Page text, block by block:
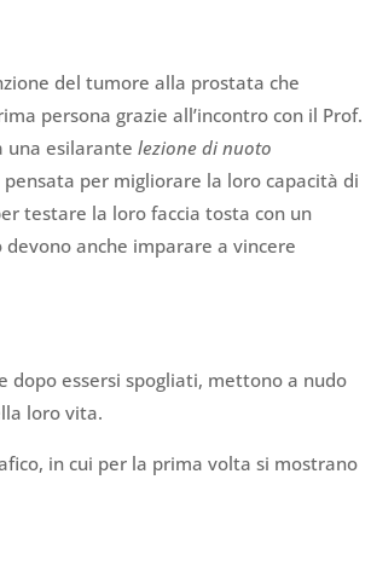
del tumore alla prostata che
persona grazie all’incontro con il Prof.
una esilarantelezione di nuoto
per migliorare la loro capacità di
testare la loro faccia tosta con un
anche imparare a vincere
dopo essersi spogliati, mettono a nudo
loro vita.
in cui per la prima volta si mostrano